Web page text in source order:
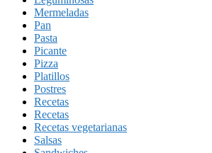
Mermeladas
Pan
Pasta
Picante
Pizza
Platillos
Postres
Recetas
Recetas
Recetas vegetarianas
Salsas